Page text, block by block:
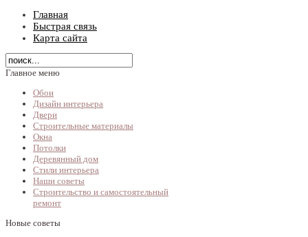
Главная
Быстрая связь
Карта сайта
Главное меню
Обои
Дизайн интерьера
Двери
Строительные материалы
Окна
Потолки
Деревянный дом
Стили интерьера
Наши советы
Строительство и самостоятельный
ремонт
Новые советы